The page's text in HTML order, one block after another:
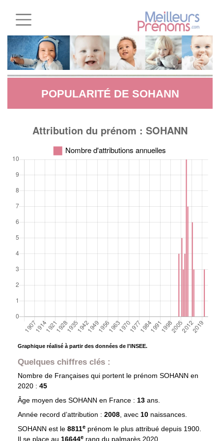
POPULARITÉ DE SOHANN
Graphique réalisé à partir des données de l'INSEE.
Quelques chiffres clés :
Nombre de Françaises qui portent le prénom SOHANN en
2020 : 45
Âge moyen des SOHANN en France : 13 ans.
Année record d’attribution : 2008, avec 10 naissances.
SOHANN est le 8811eprénom le plus attribué depuis 1900.
Il se place au 16644e rang du palmarès 2020.